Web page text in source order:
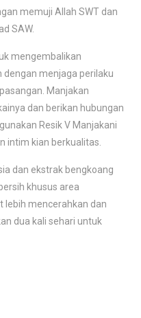
memuji Allah SWT dan
SAW.
mengembalikan
menjaga perilaku
Manjakan
dan berikan hubungan
Resik V Manjakani
intim kian berkualitas.
dan ekstrak bengkoang
khusus area
lebih mencerahkan dan
dua kali sehari untuk